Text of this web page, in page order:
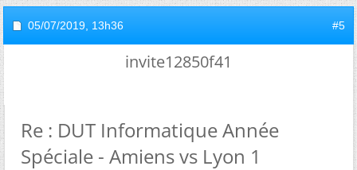
05/07/2019, 13h36 #5
invite12850f41
Re : DUT Informatique Année
Spéciale - Amiens vs Lyon 1